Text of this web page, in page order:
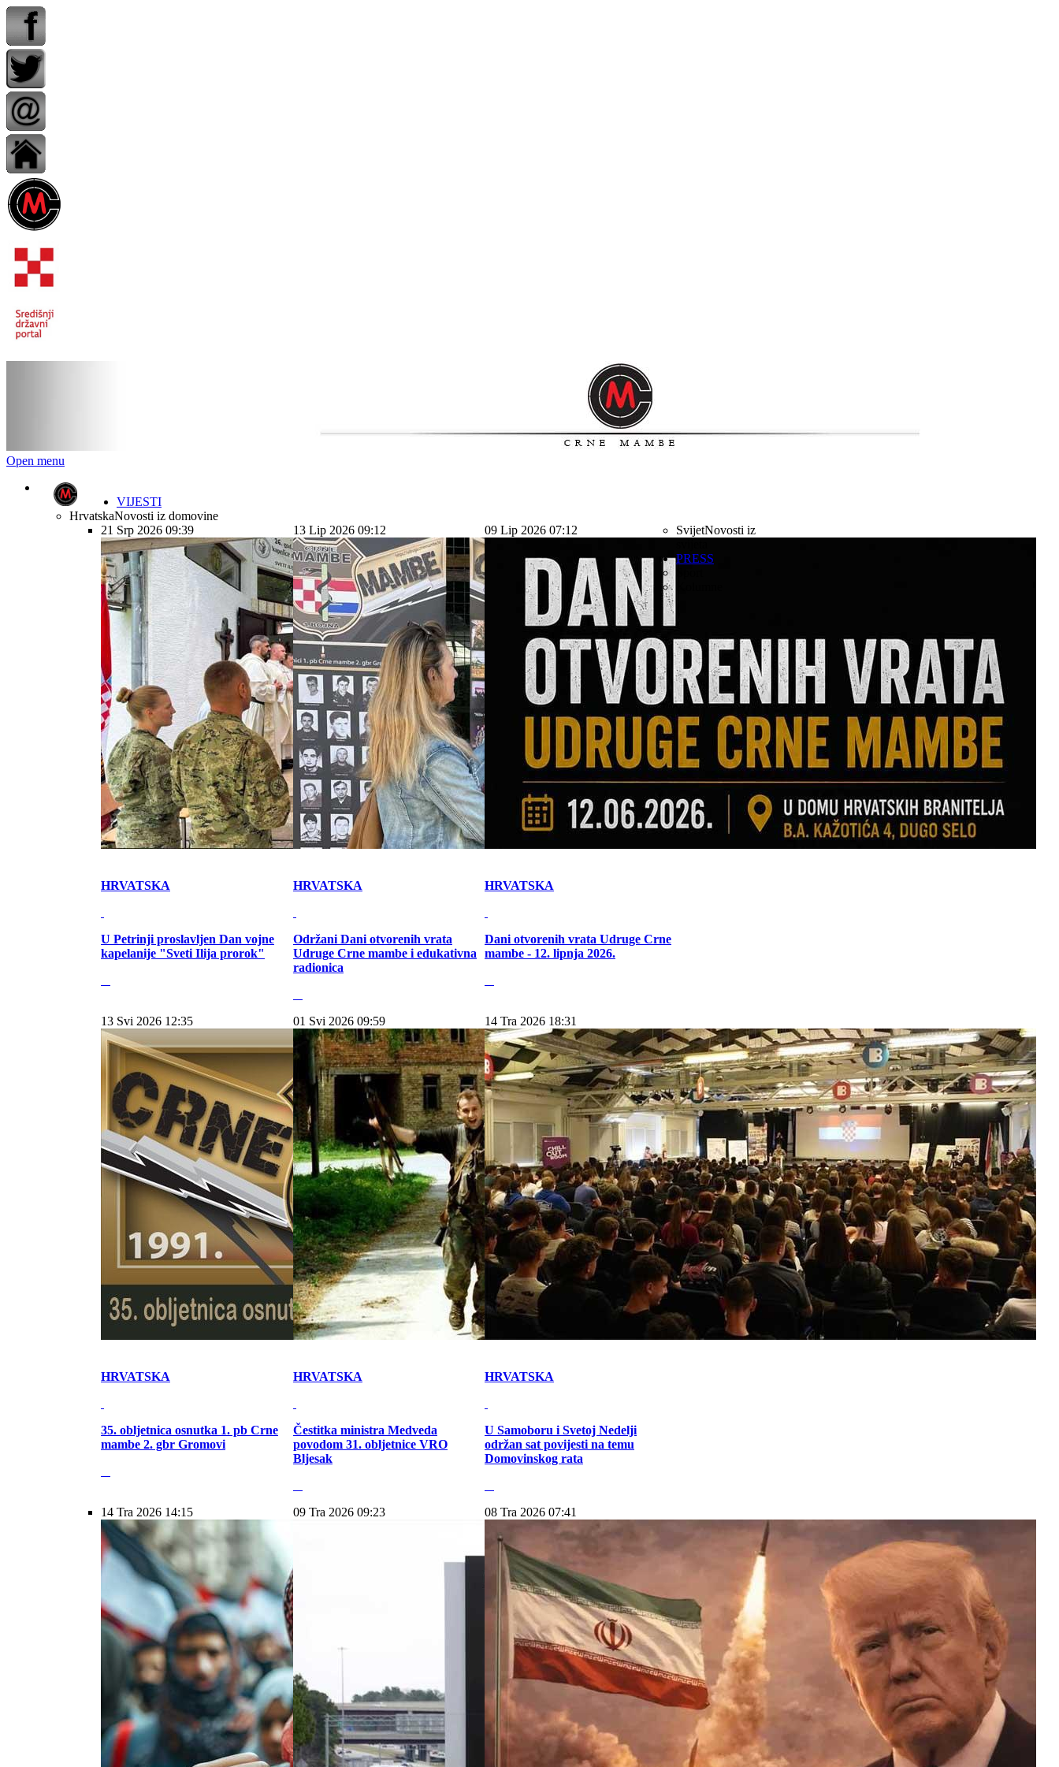
Open menu
VIJESTI
HrvatskaNovosti iz domovine
21 Srp 2026 09:39
HRVATSKA
U Petrinji proslavljen Dan vojne
kapelanije "Sveti Ilija prorok"
13 Lip 2026 09:12
HRVATSKA
Održani Dani otvorenih vrata
Udruge Crne mambe i edukativna
radionica
09 Lip 2026 07:12
HRVATSKA
Dani otvorenih vrata Udruge Crne
mambe - 12. lipnja 2026.
13 Svi 2026 12:35
HRVATSKA
35. obljetnica osnutka 1. pb Crne
mambe 2. gbr Gromovi
01 Svi 2026 09:59
HRVATSKA
Čestitka ministra Medveda
povodom 31. obljetnice VRO
Bljesak
14 Tra 2026 18:31
HRVATSKA
U Samoboru i Svetoj Nedelji
održan sat povijesti na temu
Domovinskog rata
SvijetNovosti iz
14 Tra 2026 14:15 09 Tra 2026 09:23 08 Tra 2026 07:41
PRESS